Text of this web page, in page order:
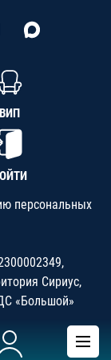
ВИП
персональных
Сириус,
«Большой»